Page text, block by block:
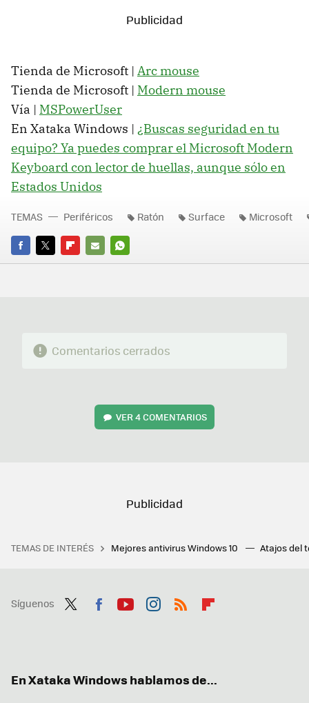
Tienda de Microsoft | Arc mouse
Tienda de Microsoft | Modern mouse
Vía | MSPowerUser
En Xataka Windows | ¿Buscas seguridad en tu
equipo? Ya puedes comprar el Microsoft Modern
Keyboard con lector de huellas, aunque sólo en
Estados Unidos
FACEBOOK
TWITTERFLIPBOARD
E-
WHATSAPP
TEMAS Periféricos Ratón Surface Microsoft
Comentarios cerrados
VER4 COMENTARIOS
TEMAS DE INTERÉS Mejores antivirus Windows 10 Atajos del
Síguenos
En Xataka Windows hablamos de...